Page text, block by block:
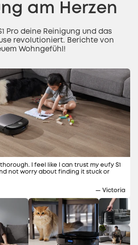
am Herzen
Pro deine Reinigung und das
revolutioniert. Berichte von
Wohngefühl!
I feel like I can trust my eufy S1
not worry about finding it stuck or
— Victoria